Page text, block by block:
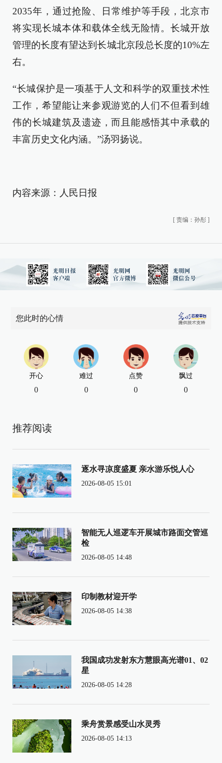
2035年，通过抢险、日常维护等手段，北京市
将实现长城本体和载体全线无险情。长城开放
管理的长度有望达到长城北京段总长度的10%左
右。
“长城保护是一项基于人文和科学的双重技术性
工作，希望能让来参观游览的人们不但看到雄
伟的长城建筑及遗迹，而且能感悟其中承载的
丰富历史文化内涵。”汤羽扬说。
内容来源：人民日报
[ 责编：孙彤 ]
您此时的心情
开心
0
难过
0
点赞
0
飘过
0
推荐阅读
逐水寻凉度盛夏 亲水游乐悦人心
2026-08-05 15:01
智能无人巡逻车开展城市路面交管巡
检
2026-08-05 14:48
印制教材迎开学
2026-08-05 14:38
我国成功发射东方慧眼高光谱01、02
星
2026-08-05 14:28
乘舟赏景感受山水灵秀
2026-08-05 14:13